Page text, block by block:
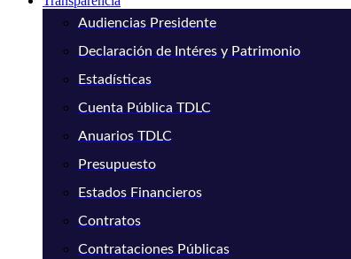
Audiencias Presidente
Declaración de Intéres y Patrimonio
Estadísticas
Cuenta Pública TDLC
Anuarios TDLC
Presupuesto
Estados Financieros
Contratos
Contrataciones Públicas